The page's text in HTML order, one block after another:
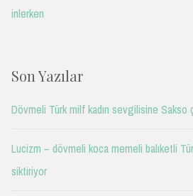
inlerken
Son Yazılar
Dövmeli Türk milf kadın sevgilisine Sakso
Lucizm – dövmeli koca memeli balıketli
siktiriyor